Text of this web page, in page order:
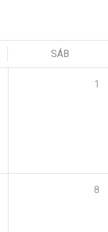
SÁB
1
8